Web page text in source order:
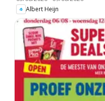
Albert Heijn